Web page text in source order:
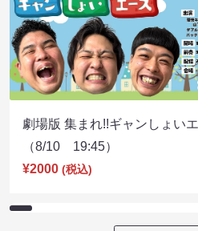
劇場版 集まれ!!ギャンしょい
（8/10 19:45）
¥2000 (税込)